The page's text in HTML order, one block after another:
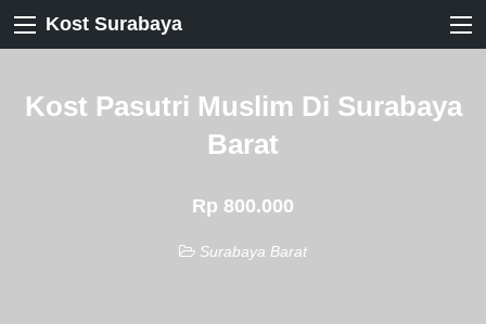
Kost Surabaya
Kost Pasutri Muslim Di Surabaya
Barat
Rp 800.000
Surabaya Barat